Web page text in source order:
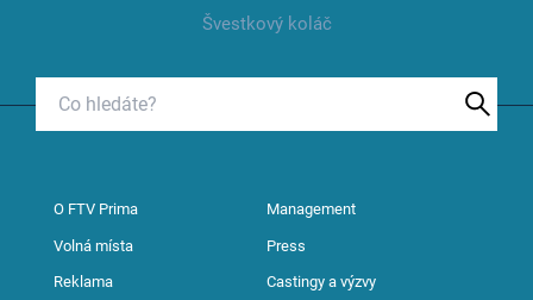
Švestkový koláč
O FTV Prima Management
Volná místa Press
Reklama Castingy a výzvy